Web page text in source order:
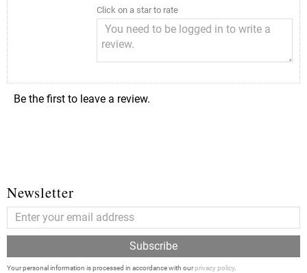
Click on a star to rate
Be the first to leave a review.
Newsletter
Subscribe
Your personal information is processed in accordance with ourprivacy policy.